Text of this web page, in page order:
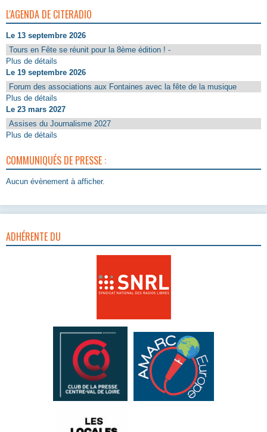
L'AGENDA DE CITERADIO
Le 13 septembre 2026
Tours en Fête se réunit pour la 8ème édition ! -
Plus de détails
Le 19 septembre 2026
Forum des associations aux Fontaines avec la fête de la musique
Plus de détails
Le 23 mars 2027
Assises du Journalisme 2027
Plus de détails
COMMUNIQUÉS DE PRESSE :
Aucun évènement à afficher.
ADHÉRENTE DU